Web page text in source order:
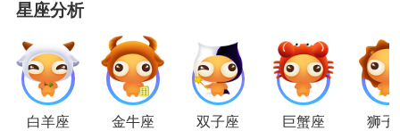
天秤女和双鱼男在一起，双方都会感受到不安
定感。天秤和双鱼本身就是很容易爱上别人的人。
双鱼男会嫌弃天秤女凡事拿不定主意的犹豫不决。
星座分析
白羊座 金牛座 双子座 巨蟹座 狮子